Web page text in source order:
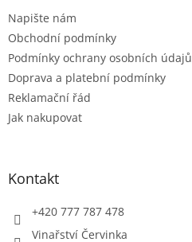
Napište nám
Obchodní podmínky
Podmínky ochrany osobních údajů
Doprava a platební podmínky
Reklamační řád
Jak nakupovat
Kontakt
+420 777 787 478
Vinařství Červinka